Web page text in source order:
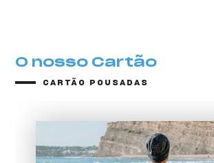
O nosso Cartão
CARTÃO POUSADAS